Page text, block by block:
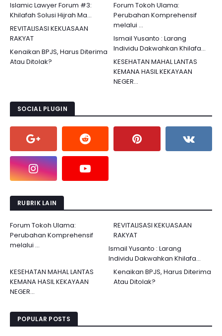
Islamic Lawyer Forum #3:
Khilafah Solusi Hijrah Ma...
Forum Tokoh Ulama:
Perubahan Komprehensif
melalui ...
REVITALISASI KEKUASAAN
RAKYAT
Ismail Yusanto : Larang
Individu Dakwahkan Khilafa...
Kenaikan BPJS, Harus Diterima
Atau Ditolak?
KESEHATAN MAHAL LANTAS
KEMANA HASIL KEKAYAAN
NEGER...
SOCIAL PLUGIN
RUBRIK LAIN
Forum Tokoh Ulama:
Perubahan Komprehensif
melalui ...
REVITALISASI KEKUASAAN
RAKYAT
Ismail Yusanto : Larang
Individu Dakwahkan Khilafa...
Kenaikan BPJS, Harus Diterima
Atau Ditolak?
KESEHATAN MAHAL LANTAS
KEMANA HASIL KEKAYAAN
NEGER...
POPULAR POSTS